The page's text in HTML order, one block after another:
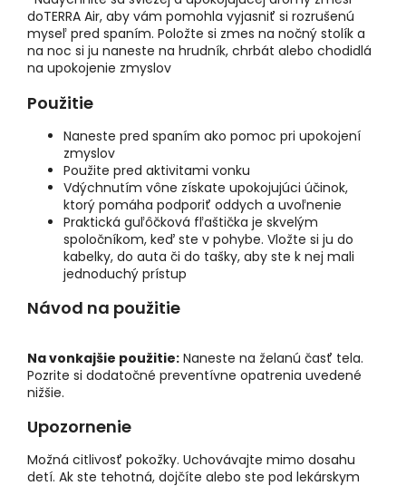
doTERRA Air, aby vám pomohla vyjasniť si rozrušenú
myseľ pred spaním. Položte si zmes na nočný stolík a
na noc si ju naneste na hrudník, chrbát alebo chodidlá
na upokojenie zmyslov
Použitie
Naneste pred spaním ako pomoc pri upokojení
zmyslov
Použite pred aktivitami vonku
Vdýchnutím vône získate upokojujúci účinok,
ktorý pomáha podporiť oddych a uvoľnenie
Praktická guľôčková fľaštička je skvelým
spoločníkom, keď ste v pohybe. Vložte si ju do
kabelky, do auta či do tašky, aby ste k nej mali
jednoduchý prístup
Návod na použitie
Na vonkajšie použitie: Naneste na želanú časť tela.
Pozrite si dodatočné preventívne opatrenia uvedené
nižšie.
Upozornenie
Možná citlivosť pokožky. Uchovávajte mimo dosahu
detí. Ak ste tehotná, dojčíte alebo ste pod lekárskym